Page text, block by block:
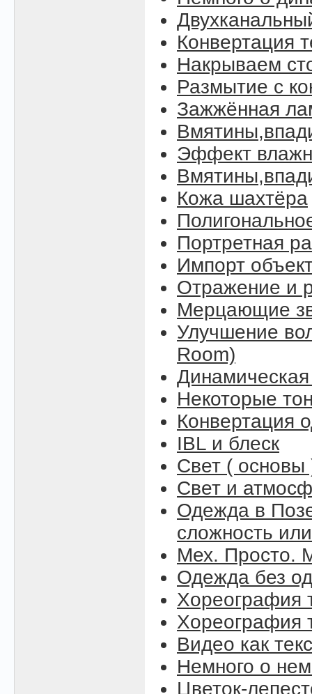
Конвертация
Накрываем
Размытие с
Зажжённая
Эффект
Кожа шахтёра
Портретная
Импорт
Отражение и
Мерцающие
Улучшение
Room)
Некоторые
Конвертация
IBL и блеск
Свет ( основы
Свет и
Одежда в
сложность
Мех. Просто.
Одежда без
Хореография
Хореография
Видео как
Немного о
Цветок-